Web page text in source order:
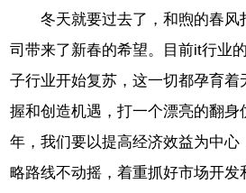
冬天就要过去了，和煦的春风
司带来了新春的希望。目前it行业
子行业开始复苏，这一切都孕育
握和创造机遇，打一个漂亮的翻身
年，我们要以提高经济效益为中
略路线不动摇，着重抓好市场开发